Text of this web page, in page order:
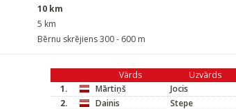
10 km
5 km
Bērnu skrējiens 300 - 600 m
Vārds Uzvārds
1.
Mārtiņš Jocis
2.
Dainis Stepe